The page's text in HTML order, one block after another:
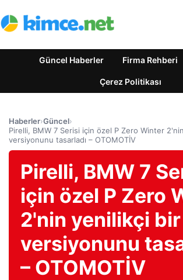
Güncel Haberler Firma Rehberi
Çerez Politikası
Haberler›Güncel›
Pirelli, BMW 7 Serisi için özel P Zero Winter
versiyonunu tasarladı – OTOMOTİV
Pirelli, BMW 7
için özel P Zero
2'nin yenilikçi bir
versiyonunu
– OTOMOTİV